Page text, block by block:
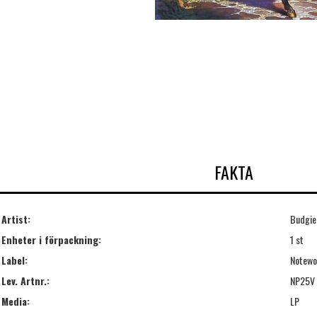
FAKTA
Artist:
Budgie
Enheter i förpackning:
1 st
Label:
Lev. Artnr.:
NP25V
Media:
LP